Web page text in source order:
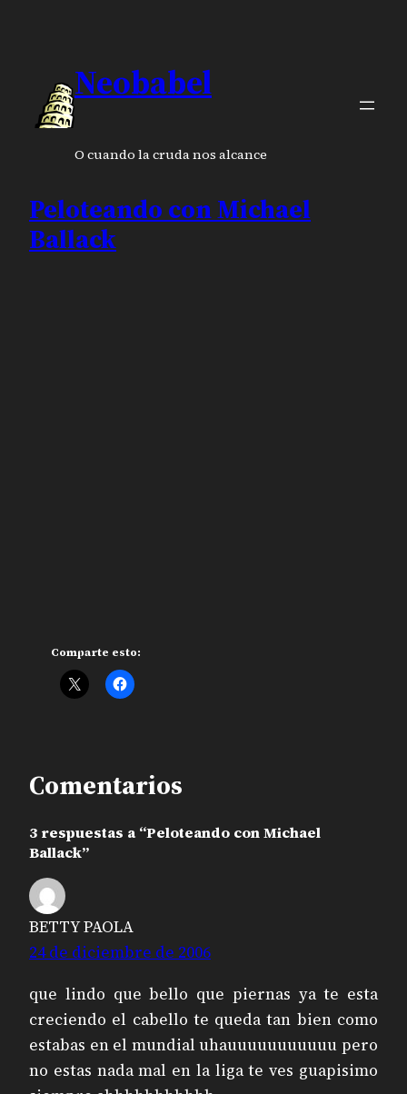
Neobabel
O cuando la cruda nos alcance
Peloteando con Michael
Ballack
Comparte esto:
Comentarios
3 respuestas a “Peloteando con Michael
Ballack”
BETTY PAOLA
24 de diciembre de 2006
que lindo que bello que piernas ya te esta
creciendo el cabello te queda tan bien como
estabas en el mundial uhauuuuuuuuuuu pero
no estas nada mal en la liga te ves guapisimo